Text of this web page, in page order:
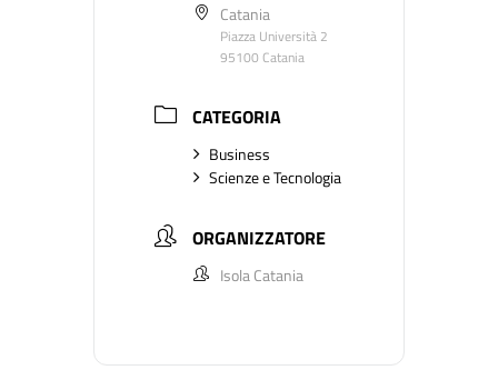
Catania
Piazza Università 2
95100 Catania
CATEGORIA
Business
Scienze e Tecnologia
ORGANIZZATORE
Isola Catania